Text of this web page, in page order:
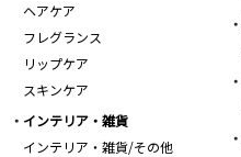
ヘアケア
フレグランス
リップケア
スキンケア
インテリア・雑貨
インテリア・雑貨/その他